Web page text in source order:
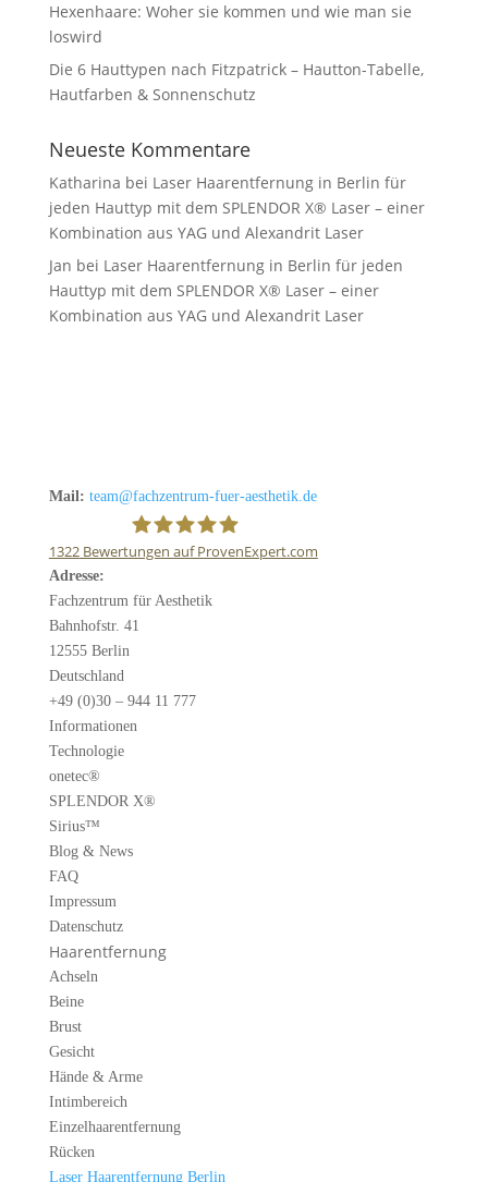
Hexenhaare: Woher sie kommen und wie man sie
loswird
Die 6 Hauttypen nach Fitzpatrick – Hautton-Tabelle,
Hautfarben & Sonnenschutz
Neueste Kommentare
Katharina bei Laser Haarentfernung in Berlin für
jeden Hauttyp mit dem SPLENDOR X® Laser – einer
Kombination aus YAG und Alexandrit Laser
Jan bei Laser Haarentfernung in Berlin für jeden
Hauttyp mit dem SPLENDOR X® Laser – einer
Kombination aus YAG und Alexandrit Laser
Mail: team@fachzentrum-fuer-aesthetik.de
Fachzentrum für Ästhetik
1322Bewertungen auf ProvenExpert.com
Adresse:
Fachzentrum für Aesthetik
Bahnhofstr. 41
12555 Berlin
Deutschland
+49 (0)30 – 944 11 777
Informationen
Technologie
onetec®
SPLENDOR X®
Sirius™
Blog & News
FAQ
Impressum
Datenschutz
Haarentfernung
Achseln
Beine
Brust
Gesicht
Hände & Arme
Intimbereich
Einzelhaarentfernung
Rücken
Laser Haarentfernung Berlin